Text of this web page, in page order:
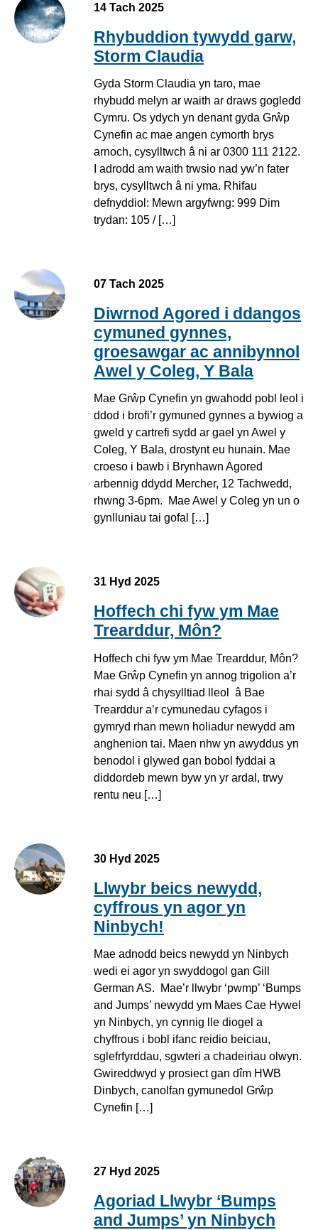
14 Tach 2025
Rhybuddion tywydd garw,
Storm Claudia
Gyda Storm Claudia yn taro, mae
rhybudd melyn ar waith ar draws gogledd
Cymru. Os ydych yn denant gyda Grŵp
Cynefin ac mae angen cymorth brys
arnoch, cysylltwch â ni ar 0300 111 2122.
I adrodd am waith trwsio nad yw’n fater
brys, cysylltwch â ni yma. Rhifau
defnyddiol: Mewn argyfwng: 999 Dim
trydan: 105 / […]
07 Tach 2025
Diwrnod Agored i ddangos
cymuned gynnes,
groesawgar ac annibynnol
Awel y Coleg, Y Bala
Mae Grŵp Cynefin yn gwahodd pobl leol i
ddod i brofi’r gymuned gynnes a bywiog a
gweld y cartrefi sydd ar gael yn Awel y
Coleg, Y Bala, drostynt eu hunain. Mae
croeso i bawb i Brynhawn Agored
arbennig ddydd Mercher, 12 Tachwedd,
rhwng 3-6pm. Mae Awel y Coleg yn un o
gynlluniau tai gofal […]
31 Hyd 2025
Hoffech chi fyw ym Mae
Trearddur, Môn?
Hoffech chi fyw ym Mae Trearddur, Môn?
Mae Grŵp Cynefin yn annog trigolion a’r
rhai sydd â chysylltiad lleol â Bae
Trearddur a’r cymunedau cyfagos i
gymryd rhan mewn holiadur newydd am
anghenion tai. Maen nhw yn awyddus yn
benodol i glywed gan bobol fyddai a
diddordeb mewn byw yn yr ardal, trwy
rentu neu […]
30 Hyd 2025
Llwybr beics newydd,
cyffrous yn agor yn
Ninbych!
Mae adnodd beics newydd yn Ninbych
wedi ei agor yn swyddogol gan Gill
German AS. Mae’r llwybr ‘pwmp’ ‘Bumps
and Jumps’ newydd ym Maes Cae Hywel
yn Ninbych, yn cynnig lle diogel a
chyffrous i bobl ifanc reidio beiciau,
sglefrfyrddau, sgwteri a chadeiriau olwyn.
Gwireddwyd y prosiect gan dîm HWB
Dinbych, canolfan gymunedol Grŵp
Cynefin […]
27 Hyd 2025
Agoriad Llwybr ‘Bumps
and Jumps’ yn Ninbych